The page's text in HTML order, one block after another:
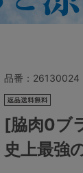
2,000
セー
品番： 26130024
[脇肉0ブ
史上最強